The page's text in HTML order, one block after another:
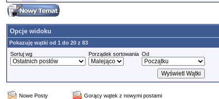
Opcje widoku
Pokazuję wątki od 1 do 20 z 83
Sortuj wg
Porządek sortowania Od
Nowe Posty
Gorący wątek z nowymi postami